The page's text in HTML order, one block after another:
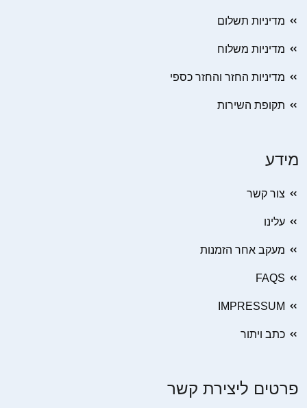
מדיניות תשלום
מדיניות משלוח
מדיניות החזר והחזר כספי
תקופת השירות
מידע
צור קשר
עלינו
מעקב אחר הזמנות
FAQS
IMPRESSUM
כתב ויתור
פרטים ליצירת קשר